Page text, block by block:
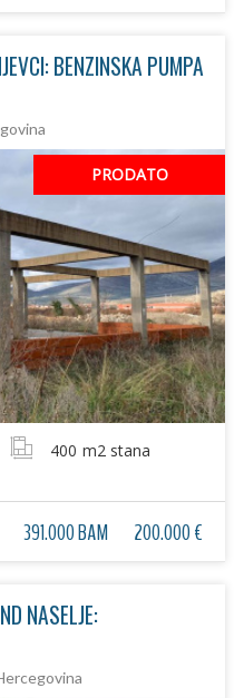
BENZINSKA PUMPA
PRODATO
400 m2 stana
391.000 BAM 200.000 €
NASELJE: